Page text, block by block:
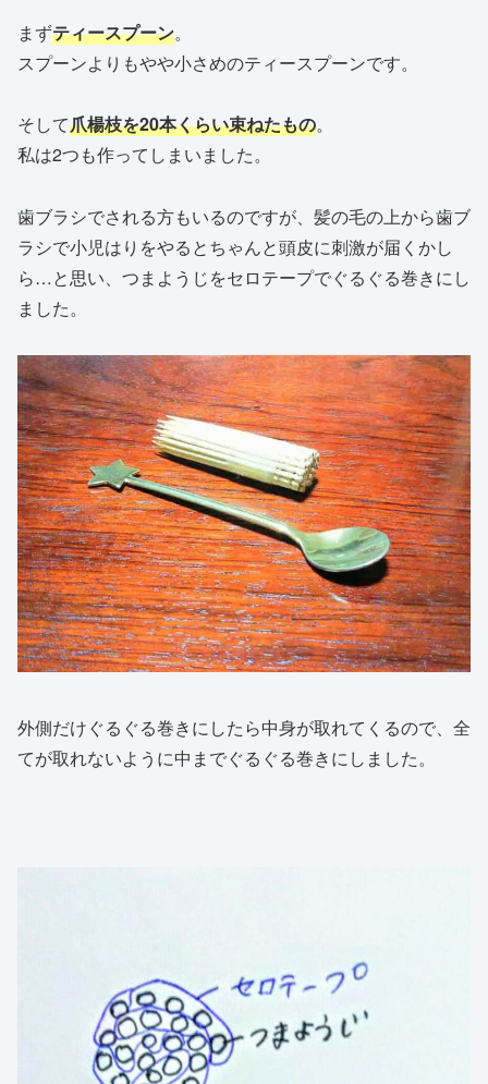
まずティースプーン。
スプーンよりもやや小さめのティースプーンです。
そして爪楊枝を20本くらい束ねたもの。
私は2つも作ってしまいました。
歯ブラシでされる方もいるのですが、髪の毛の上から歯ブ
ラシで小児はりをやるとちゃんと頭皮に刺激が届くかし
ら…と思い、つまようじをセロテープでぐるぐる巻きにし
ました。
外側だけぐるぐる巻きにしたら中身が取れてくるので、全
てが取れないように中までぐるぐる巻きにしました。